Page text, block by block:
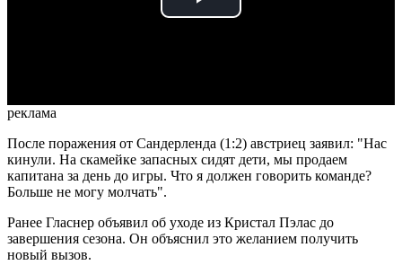
Play
реклама
После поражения от Сандерленда (1:2) австриец заявил: "Нас
кинули. На скамейке запасных сидят дети, мы продаем
капитана за день до игры. Что я должен говорить команде?
Больше не могу молчать".
Ранее Гласнер объявил об уходе из Кристал Пэлас до
завершения сезона. Он объяснил это желанием получить
новый вызов.